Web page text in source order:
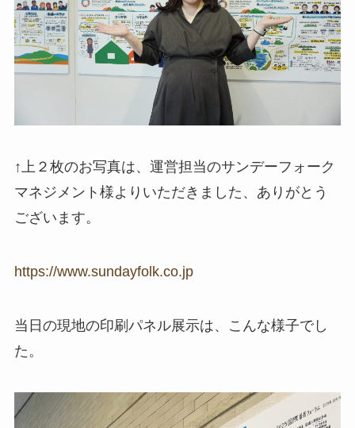
↑上２枚のお写真は、運営担当のサンデーフォーク
マネジメント様よりいただきました、ありがとう
ございます。
https://www.sundayfolk.co.jp
当日の現地の印刷パネル展示は、こんな様子でし
た。